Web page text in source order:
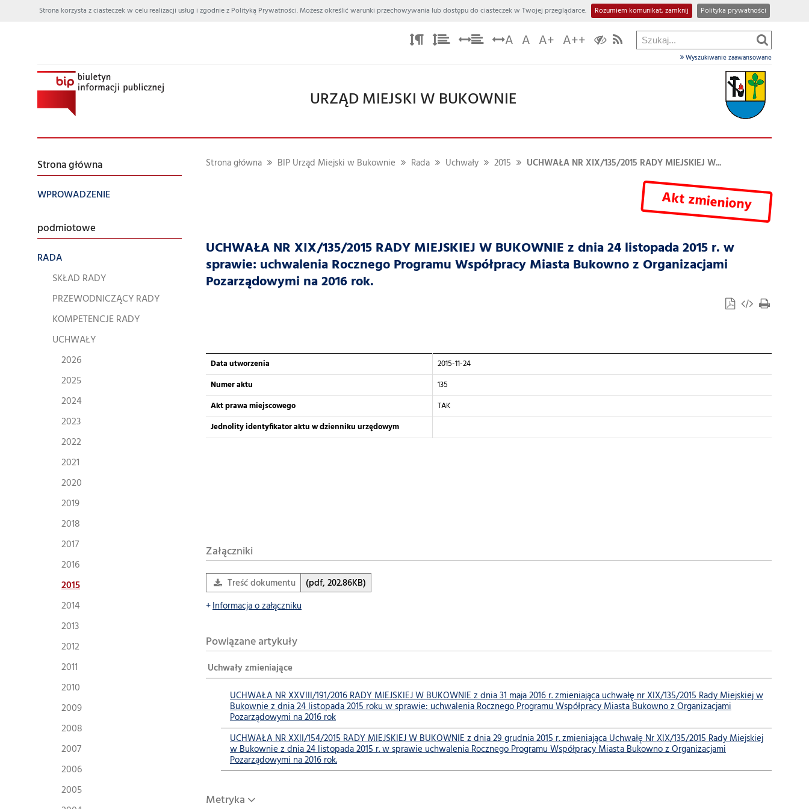
Strona korzysta z ciasteczek w celu realizacji usług i zgodnie z Polityką Prywatności. Możesz określić warunki przechowywania lub dostępu do ciasteczek w Twojej przeglądarce. Rozumiem komunikat, zamknij Polityka prywatności
A A A+ A++
Wyszukiwanie zaawansowane
URZĄD MIEJSKI W BUKOWNIE
Strona główna
WPROWADZENIE
podmiotowe
RADA
SKŁAD RADY
PRZEWODNICZĄCY RADY
KOMPETENCJE RADY
UCHWAŁY
2026
2025
2024
2023
2022
2021
2020
2019
2018
2017
2016
2015
2014
2013
2012
2011
2010
2009
2008
2007
2006
2005
Strona główna BIP Urząd Miejski w Bukownie Rada Uchwały 2015 UCHWAŁA NR XIX/135/2015 RADY MIEJSKIEJ W...
Akt zmieniony
UCHWAŁA NR XIX/135/2015 RADY MIEJSKIEJ W BUKOWNIE z dnia 24 listopada 2015 r. w
sprawie: uchwalenia Rocznego Programu Współpracy Miasta Bukowno z Organizacjami
Pozarządowymi na 2016 rok.
Data utworzenia
2015-11-24
Numer aktu
135
Akt prawa miejscowego
TAK
Jednolity identyfikator aktu w dzienniku urzędowym
Załączniki
Treść dokumentu
(pdf, 202.86KB)
Informacja o załączniku
Powiązane artykuły
Uchwały zmieniające
UCHWAŁA NR XXVIII/191/2016 RADY MIEJSKIEJ W BUKOWNIE z dnia 31 maja 2016 r. zmieniająca uchwałę nr XIX/135/2015 Rady Miejskiej w
Bukownie z dnia 24 listopada 2015 roku w sprawie: uchwalenia Rocznego Programu Współpracy Miasta Bukowno z Organizacjami
Pozarządowymi na 2016 rok
UCHWAŁA NR XXII/154/2015 RADY MIEJSKIEJ W BUKOWNIE z dnia 29 grudnia 2015 r. zmieniająca Uchwałę Nr XIX/135/2015 Rady Miejskiej
w Bukownie z dnia 24 listopada 2015 r. w sprawie uchwalenia Rocznego Programu Współpracy Miasta Bukowno z Organizacjami
Pozarządowymi na 2016 rok.
Metryka